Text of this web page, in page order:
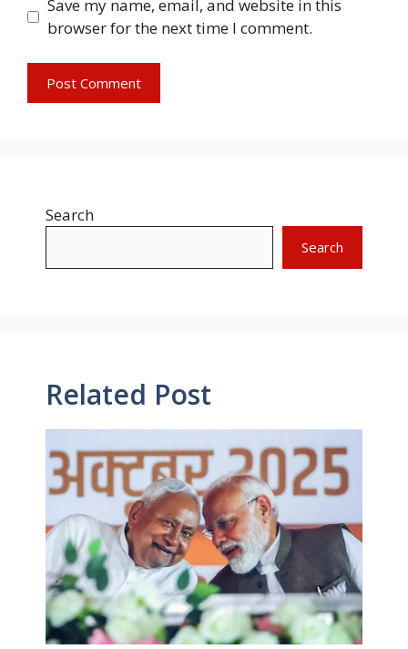
Save my name, email, and website in this
browser for the next time I comment.
Search
Search
Related Post